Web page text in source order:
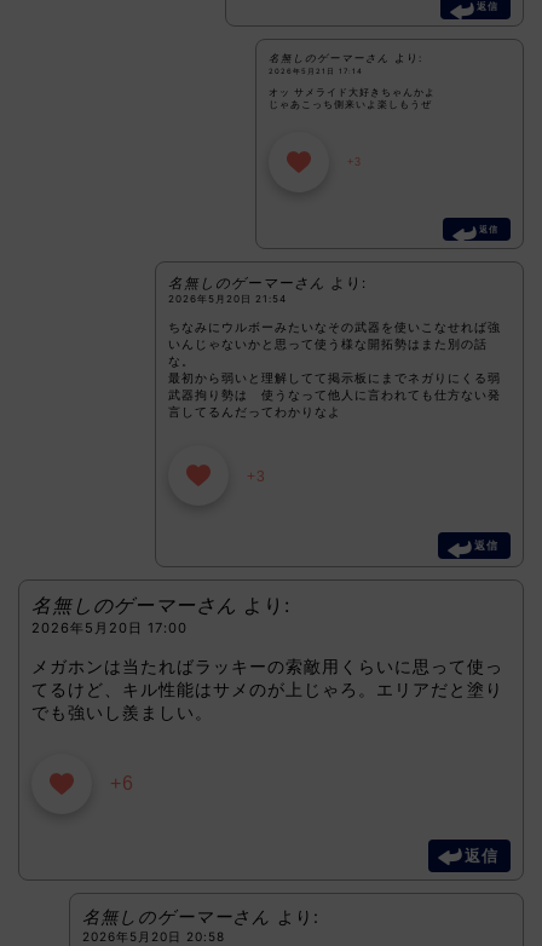
返信
名無しのゲーマーさん より:
2026年5月21日 17:14
オッ サメライド大好きちゃんかよ
じゃあこっち側来いよ楽しもうぜ
+3
返信
名無しのゲーマーさん より:
2026年5月20日 21:54
ちなみにウルボーみたいなその武器を使いこなせれば強
いんじゃないかと思って使う様な開拓勢はまた別の話
な。
最初から弱いと理解してて掲示板にまでネガりにくる弱
武器拘り勢は 使うなって他人に言われても仕方ない発
言してるんだってわかりなよ
+3
返信
名無しのゲーマーさん より:
2026年5月20日 17:00
メガホンは当たればラッキーの索敵用くらいに思って使っ
てるけど、キル性能はサメのが上じゃろ。エリアだと塗り
でも強いし羨ましい。
+6
返信
名無しのゲーマーさん より:
2026年5月20日 20:58